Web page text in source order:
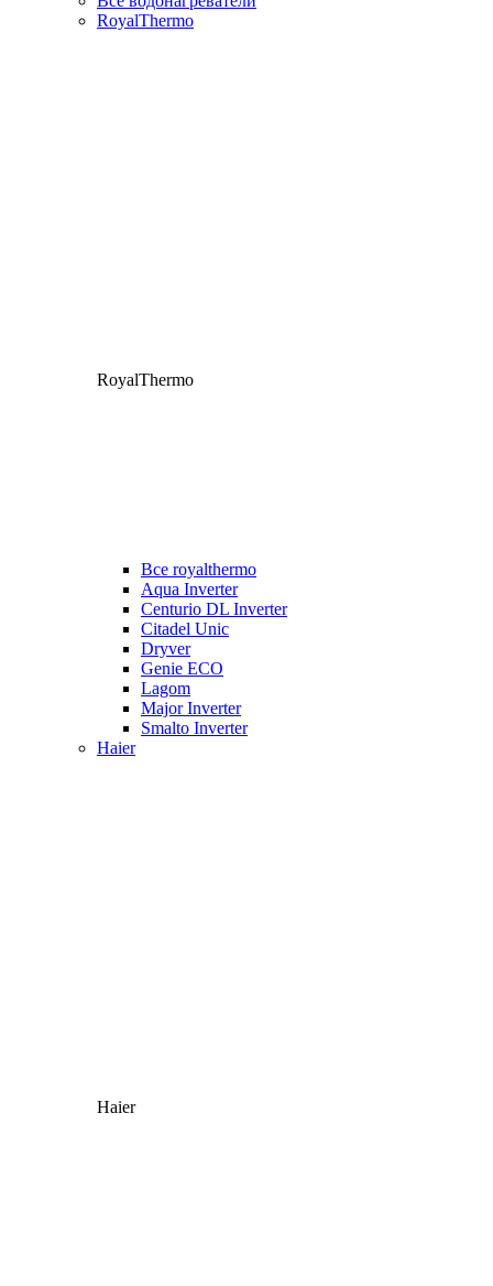
RoyalThermo
RoyalThermo
Все royalthermo
Aqua Inverter
Centurio DL Inverter
Citadel Unic
Dryver
Genie ECO
Lagom
Major Inverter
Smalto Inverter
Haier
Haier